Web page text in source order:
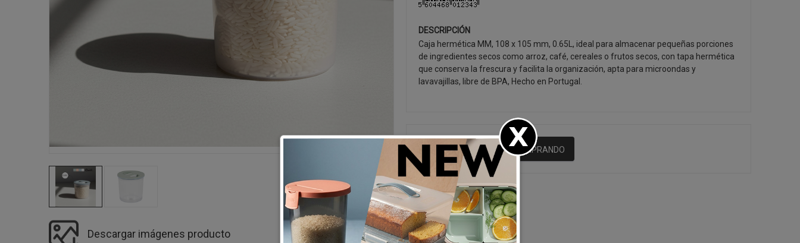
Descargar imágenes producto
DESCRIPCIÓN
Caja hermética MM, 108 x 105 mm, 0.65L, ideal para almacenar pequeñas porciones
de ingredientes secos como arroz, café, cereales o frutos secos, con tapa hermética
que conserva la frescura y facilita la organización, apta para microondas y
lavavajillas, libre de BPA, Hecho en Portugal.
SEGUIR COMPRANDO